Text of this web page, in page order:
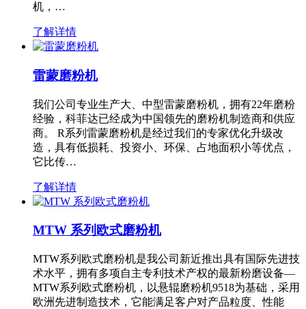
机，…
了解详情
雷蒙磨粉机
我们公司专业生产大、中型雷蒙磨粉机，拥有22年磨粉
经验，科菲达已经成为中国领先的磨粉机制造商和供应
商。 R系列雷蒙磨粉机是经过我们的专家优化升级改
造，具有低损耗、投资小、环保、占地面积小等优点，
它比传…
了解详情
MTW 系列欧式磨粉机
MTW系列欧式磨粉机是我公司新近推出具有国际先进技
术水平，拥有多项自主专利技术产权的最新粉磨设备—
MTW系列欧式磨粉机，以悬辊磨粉机9518为基础，采用
欧洲先进制造技术，它能满足客户对产品粒度、性能